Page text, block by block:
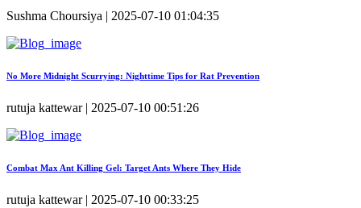
Sushma Choursiya | 2025-07-10 01:04:35
No More Midnight Scurrying: Nighttime Tips for Rat Prevention
rutuja kattewar | 2025-07-10 00:51:26
Combat Max Ant Killing Gel: Target Ants Where They Hide
rutuja kattewar | 2025-07-10 00:33:25